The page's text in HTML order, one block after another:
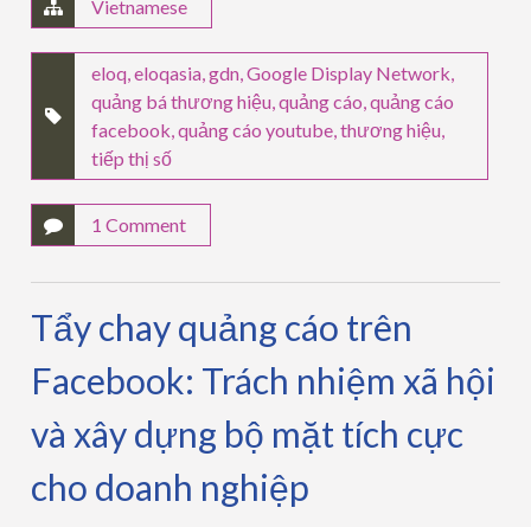
Vietnamese
eloq,eloqasia,gdn,Google Display Network,
quảng bá thương hiệu,quảng cáo,quảng cáo
facebook,quảng cáo youtube,thương hiệu,
tiếp thị số
1 Comment
Tẩy chay quảng cáo trên
Facebook: Trách nhiệm xã hội
và xây dựng bộ mặt tích cực
cho doanh nghiệp